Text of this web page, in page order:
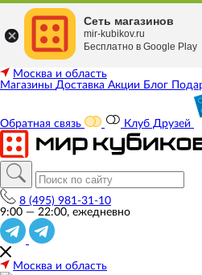
Москва и область
Магазины Доставка Акции Блог
Обратная связь Клуб Друзей
8 (495) 981-31-10
9:00 — 22:00, ежедневно
Москва и область
Сеть магазинов
mir-kubikov.ru
Бесплатно в Google Play